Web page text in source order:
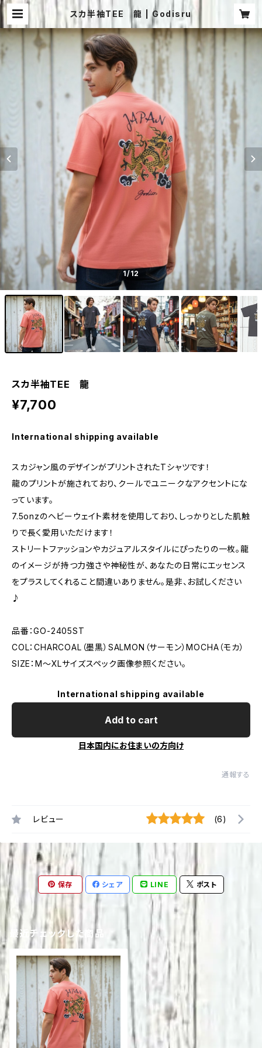
スカ半袖TEE 龍 | Godisru
1/12
スカ半袖TEE 龍
¥7,700
International shipping available
スカジャン風のデザインがプリントされたTシャツです！
龍のプリントが施されており、クールでユニークなアクセントにな
っています。
7.5onzのヘビーウェイト素材を使用しており、しっかりとした肌触
りで長く愛用いただけます！
ストリートファッションやカジュアルスタイルにぴったりの一枚。龍
のイメージが持つ力強さや神秘性が、あなたの日常にエッセンス
をプラスしてくれること間違いありません。是非、お試しください
♪
品番：GO-2405ST
COL：CHARCOAL（墨黒）SALMON（サーモン）MOCHA（モカ）
SIZE：M～XLサイズスペック画像参照ください。
International shipping available
Add to cart
日本国内にお住まいの方向け
通報する
レビュー (6)
保存 シェア LINE ポスト
最近チェックした商品